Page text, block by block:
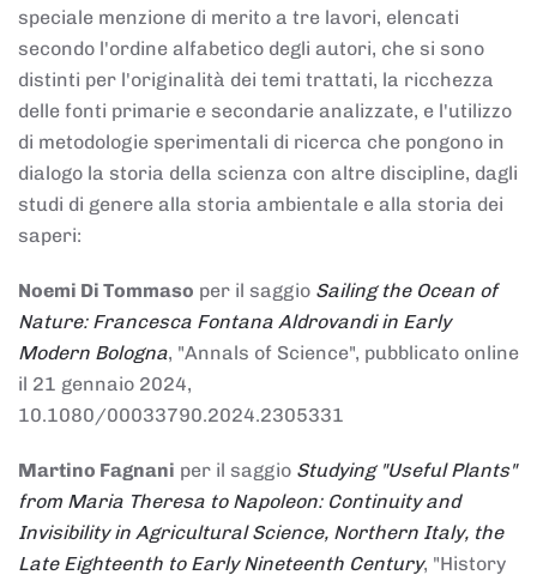
speciale menzione di merito a tre lavori, elencati
secondo l'ordine alfabetico degli autori, che si sono
distinti per l'originalità dei temi trattati, la ricchezza
delle fonti primarie e secondarie analizzate, e l'utilizzo
di metodologie sperimentali di ricerca che pongono in
dialogo la storia della scienza con altre discipline, dagli
studi di genere alla storia ambientale e alla storia dei
saperi:
Noemi Di Tommaso per il saggio Sailing the Ocean of
Nature: Francesca Fontana Aldrovandi in Early
Modern Bologna, "Annals of Science", pubblicato online
il 21 gennaio 2024,
10.1080/00033790.2024.2305331
Martino Fagnani per il saggio Studying "Useful Plants"
from Maria Theresa to Napoleon: Continuity and
Invisibility in Agricultural Science, Northern Italy, the
Late Eighteenth to Early Nineteenth Century, "History